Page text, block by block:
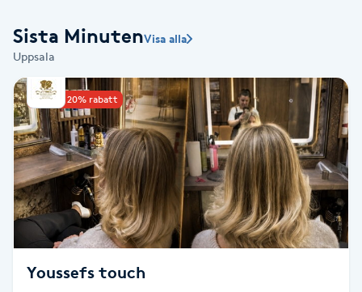
Babylights
Balayage
Bambumassage
Barber
Barnklippning
Sista Minuten
Uppsala
Visa alla
Upp till 20% rabatt
Youssefs touch